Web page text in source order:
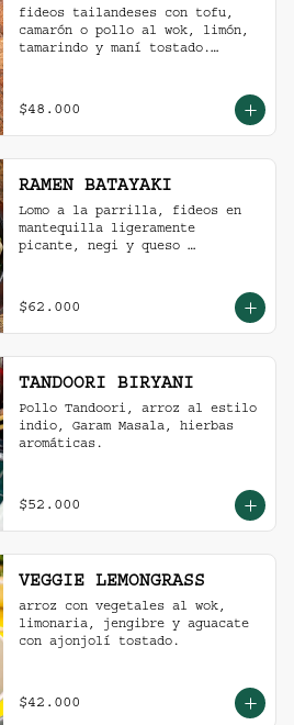
fideos tailandeses con tofu,
camarón o pollo al wok, limón,
tamarindo y maní tostado.
$48.000
RAMEN BATAYAKI
Lomo a la parrilla, fideos en
mantequilla ligeramente
picante, negi y queso
$62.000
TANDOORI BIRYANI
Pollo Tandoori, arroz al estilo
indio, Garam Masala, hierbas
aromáticas.
$52.000
VEGGIE LEMONGRASS
arroz con vegetales al wok,
limonaria, jengibre y aguacate
con ajonjolí tostado.
$42.000